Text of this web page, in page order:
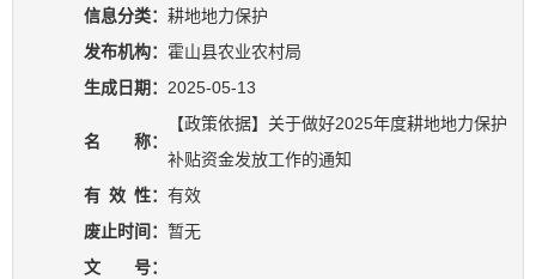
信息分类： 耕地地力保护
发布机构： 霍山县农业农村局
生成日期： 2025-05-13
名 称：
【政策依据】关于做好2025年度耕地地力保护
补贴资金发放工作的通知
有 效 性： 有效
废止时间： 暂无
文 号：